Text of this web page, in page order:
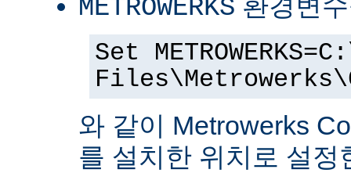
METROWERKS
Set
와 같이 Metrowerks
를 설치한 위치로 설정